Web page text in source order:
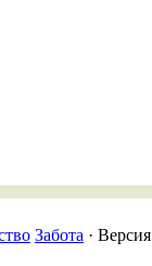
Забота · Версия